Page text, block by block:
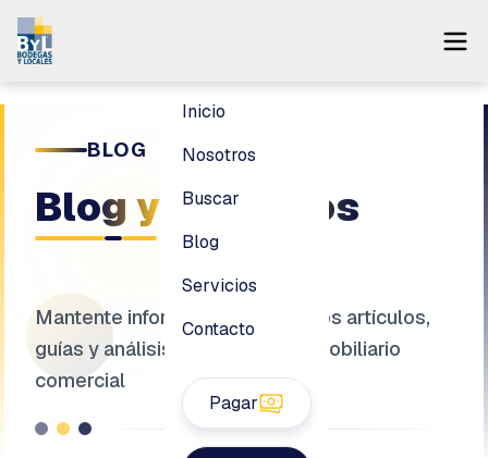
Inicio
Nosotros
Buscar
Blog
Servicios
Contacto
Pagar
BLOG
Blog y Recursos
Mantente informado con nuestros artículos,
guías y análisis del mercado inmobiliario
comercial